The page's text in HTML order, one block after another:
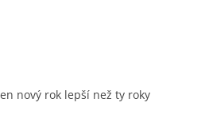
nový rok lepší než ty roky